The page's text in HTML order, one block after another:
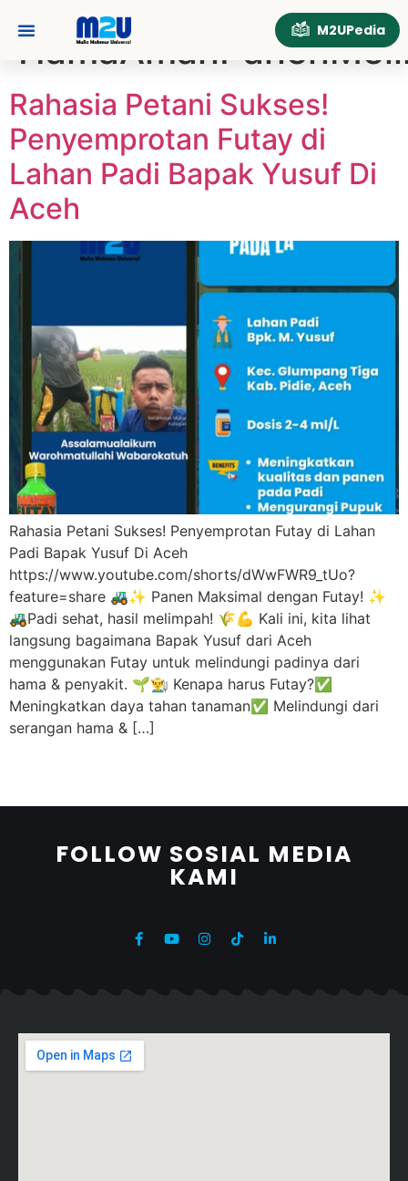
M2UPedia
Rahasia Petani Sukses!
Penyemprotan Futay di
Lahan Padi Bapak Yusuf Di
Aceh
Rahasia Petani Sukses! Penyemprotan Futay di Lahan
Padi Bapak Yusuf Di Aceh
https://www.youtube.com/shorts/dWwFWR9_tUo?
feature=share 🚜✨ Panen Maksimal dengan Futay! ✨
🚜Padi sehat, hasil melimpah! 🌾💪 Kali ini, kita lihat
langsung bagaimana Bapak Yusuf dari Aceh
menggunakan Futay untuk melindungi padinya dari
hama & penyakit. 🌱👨‍🌾 Kenapa harus Futay?✅
Meningkatkan daya tahan tanaman✅ Melindungi dari
serangan hama & […]
FOLLOW SOSIAL MEDIA
KAMI